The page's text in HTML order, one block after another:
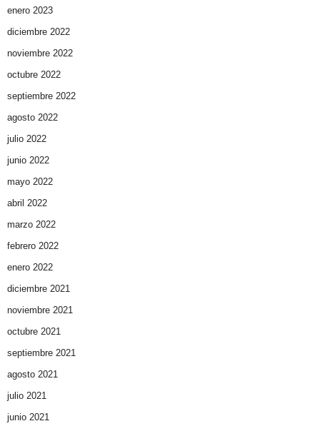
enero 2023
diciembre 2022
noviembre 2022
octubre 2022
septiembre 2022
agosto 2022
julio 2022
junio 2022
mayo 2022
abril 2022
marzo 2022
febrero 2022
enero 2022
diciembre 2021
noviembre 2021
octubre 2021
septiembre 2021
agosto 2021
julio 2021
junio 2021